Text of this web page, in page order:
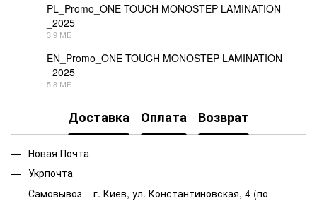
PL_Promo_ONE TOUCH MONOSTEP LAMINATION
_2025
3.9 МБ
EN_Promo_ONE TOUCH MONOSTEP LAMINATION
_2025
5.8 МБ
Доставка Оплата Возврат
Новая Почта
Укрпочта
Самовывоз – г. Киев, ул. Константиновская, 4 (по